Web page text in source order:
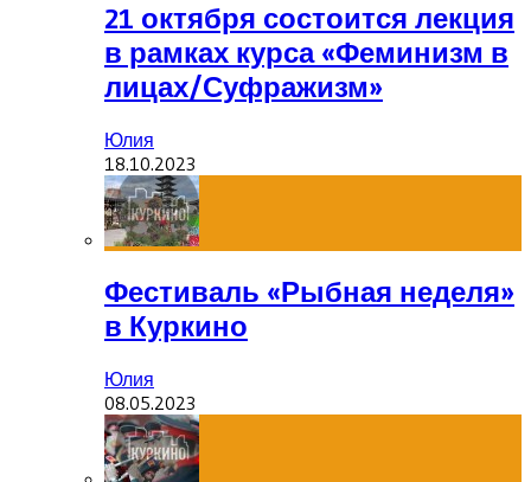
21 октября состоится лекция
в рамках курса «Феминизм в
лицах/Суфражизм»
Юлия
18.10.2023
Фестиваль «Рыбная неделя»
в Куркино
Юлия
08.05.2023